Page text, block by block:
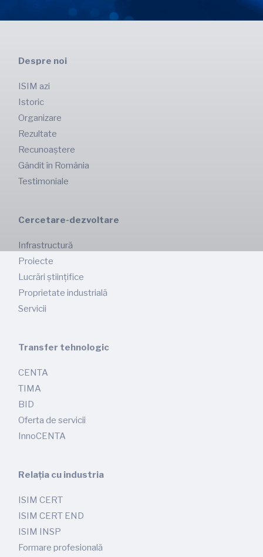
Despre noi
ISIM azi
Istoric
Organizare
Rezultate
Recunoaștere
Gândit în România
Testimoniale
Cercetare-dezvoltare
Infrastructură
Proiecte
Lucrări științifice
Proprietate industrială
Servicii
Transfer tehnologic
CENTA
TIMA
BID
Oferta de servicii
InnoCENTA
Relația cu industria
ISIM CERT
ISIM CERT END
ISIM INSP
Formare profesională